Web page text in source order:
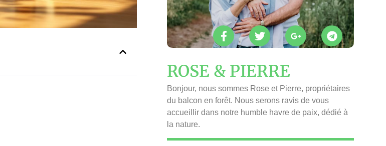
ROSE & PIERRE
Bonjour, nous sommes Rose et Pierre, propriétaires
du balcon en forêt. Nous serons ravis de vous
accueillir dans notre humble havre de paix, dédié à
la nature.